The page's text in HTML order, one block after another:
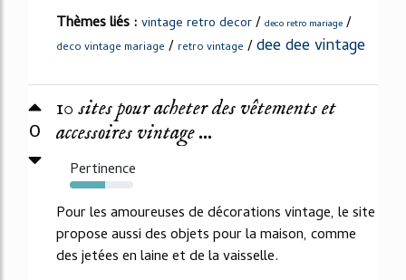
Thèmes liés : vintage retro decor/ deco retro mariage /
deco vintage mariage / retro vintage /dee dee vintage
0
10 sites pour acheter des vêtements et
accessoires vintage ...
Pertinence
55%
Pour les amoureuses de décorations vintage, le site
propose aussi des objets pour la maison, comme
des jetées en laine et de la vaisselle.